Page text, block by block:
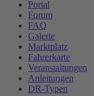
Portal
Forum
FAQ
Galerie
Marktplatz
Fahrerkarte
Veranstaltungen
Anleitungen
DR-Typen